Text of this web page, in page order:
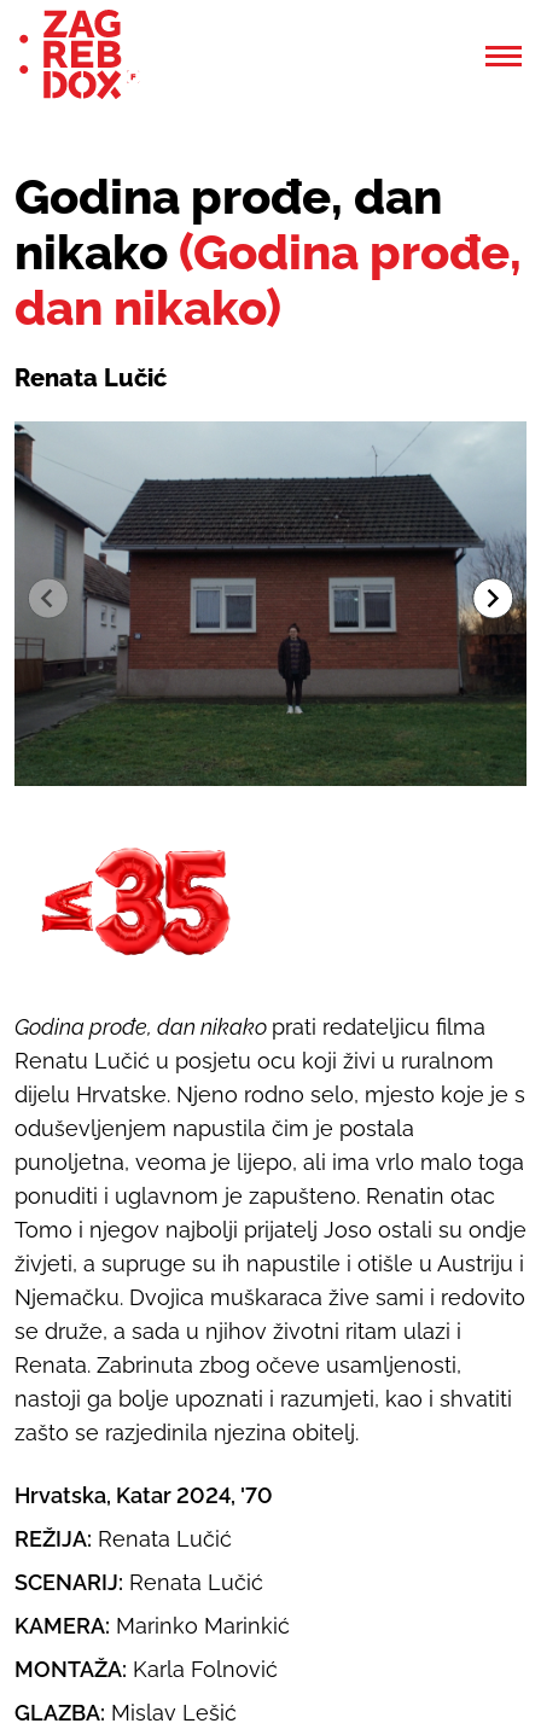
Godina prođe, dan
nikako (Godina prođe,
dan nikako)
Renata Lučić
Godina prođe, dan nikako prati redateljicu filma
Renatu Lučić u posjetu ocu koji živi u ruralnom
dijelu Hrvatske. Njeno rodno selo, mjesto koje je s
oduševljenjem napustila čim je postala
punoljetna, veoma je lijepo, ali ima vrlo malo toga
ponuditi i uglavnom je zapušteno. Renatin otac
Tomo i njegov najbolji prijatelj Joso ostali su ondje
živjeti, a supruge su ih napustile i otišle u Austriju i
Njemačku. Dvojica muškaraca žive sami i redovito
se druže, a sada u njihov životni ritam ulazi i
Renata. Zabrinuta zbog očeve usamljenosti,
nastoji ga bolje upoznati i razumjeti, kao i shvatiti
zašto se razjedinila njezina obitelj.
Hrvatska, Katar 2024, '70
REŽIJA: Renata Lučić
SCENARIJ: Renata Lučić
KAMERA: Marinko Marinkić
MONTAŽA: Karla Folnović
GLAZBA: Mislav Lešić